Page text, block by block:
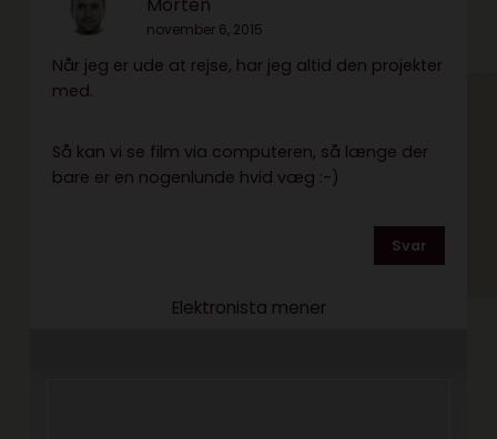
Morten
november 6, 2015
Når jeg er ude at rejse, har jeg altid den projekter
med.
Så kan vi se film via computeren, så længe der
bare er en nogenlunde hvid væg :-)
Svar
Elektronista mener